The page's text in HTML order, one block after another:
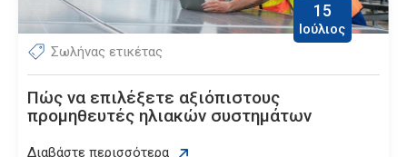
15
Ιούλιος
Σωλήνας ετικέτας
Πώς να επιλέξετε αξιόπιστους
προμηθευτές ηλιακών συστημάτων
Διαβάστε περισσότερα